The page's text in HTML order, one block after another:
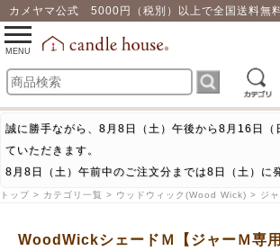
カメヤマ公式 5000円（税別）以上で全国送料無料
toggle
navigation
MENU
誠に勝手ながら、8月8日（土）午後から8月16日（
ていただきます。
8月8日（土）午前中のご注文分までは8日（土）に
トップ > カテゴリ一覧 > ウッドウィック(Wood Wick) > ジ
WoodWickシェードＭ【ジャーＭ専